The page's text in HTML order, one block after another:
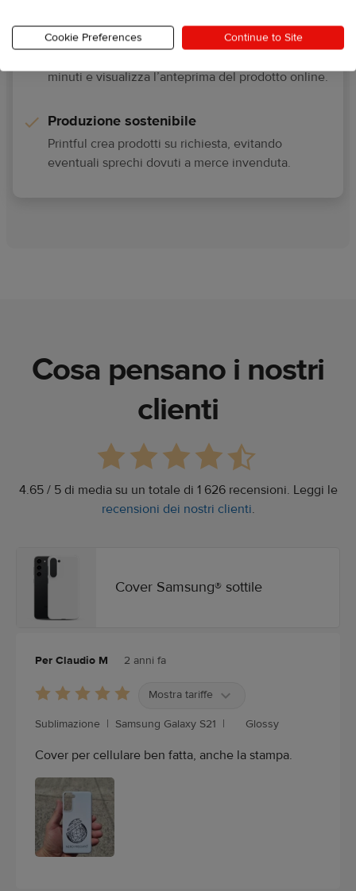
Personalizzazione facile e veloce
minuti e visualizza l’anteprima del prodotto online.
Produzione sostenibile
Printful crea prodotti su richiesta, evitando
eventuali sprechi dovuti a merce invenduta.
Cosa pensano i nostri
clienti
4.65 / 5 di media su un totale di 1 626 recensioni. Leggi le
recensioni dei nostri clienti.
Cover Samsung® sottile
Per Claudio M 2 anni fa
Mostra tariffe
Sublimazione | Samsung Galaxy S21 | Glossy
Cover per cellulare ben fatta, anche la stampa.
Cookie Preferences Continue to Site